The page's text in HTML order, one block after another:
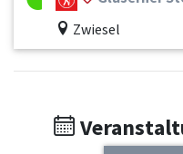
Zwiesel